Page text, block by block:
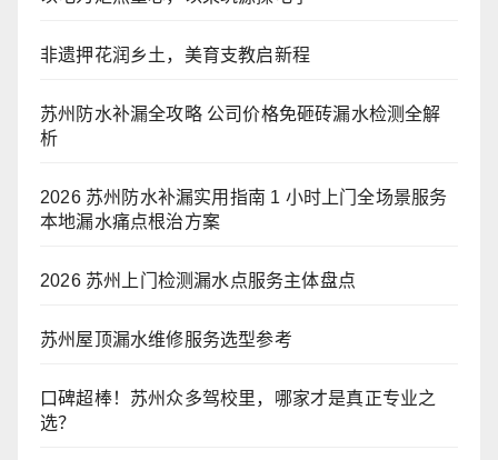
非遗押花润乡土，美育支教启新程
苏州防水补漏全攻略 公司价格免砸砖漏水检测全解
析
2026 苏州防水补漏实用指南 1 小时上门全场景服务
本地漏水痛点根治方案
2026 苏州上门检测漏水点服务主体盘点
苏州屋顶漏水维修服务选型参考
口碑超棒！苏州众多驾校里，哪家才是真正专业之
选？